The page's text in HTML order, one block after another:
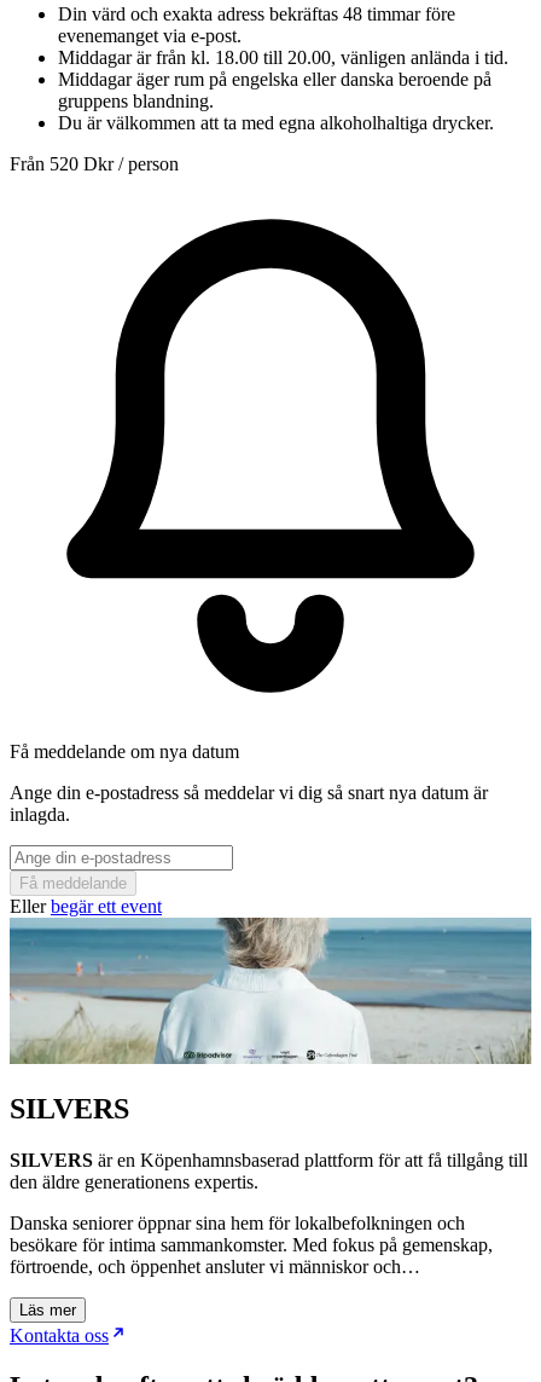
Din värd och exakta adress bekräftas 48 timmar före
evenemanget via e-post.
Middagar är från kl. 18.00 till 20.00, vänligen anlända i tid.
Middagar äger rum på engelska eller danska beroende på
gruppens blandning.
Du är välkommen att ta med egna alkoholhaltiga drycker.
Från 520 Dkr/ person
Få meddelande om nya datum
Ange din e-postadress så meddelar vi dig så snart nya datum är
inlagda.
Få meddelande
Ellerbegär ett event
SILVERS
SILVERS är en Köpenhamnsbaserad plattform för att få tillgång till
den äldre generationens expertis.
Danska seniorer öppnar sina hem för lokalbefolkningen och
besökare för intima sammankomster. Med fokus på gemenskap,
förtroende, och öppenhet ansluter vi människor och…
Läs mer
Kontakta oss